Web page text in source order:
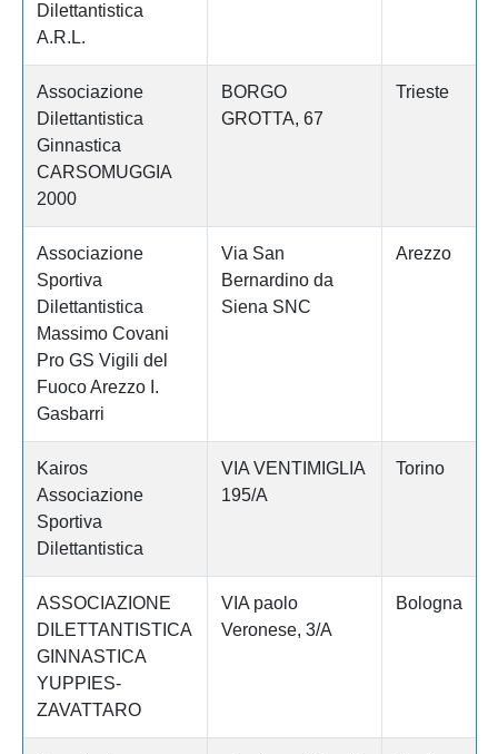
Dilettantistica
A.R.L.
Associazione
Dilettantistica
Ginnastica
CARSOMUGGIA
2000
BORGO
GROTTA, 67
Trieste
Associazione
Sportiva
Dilettantistica
Massimo Covani
Pro GS Vigili del
Fuoco Arezzo I.
Gasbarri
Via San
Bernardino da
Siena SNC
Arezzo
Kairos
Associazione
Sportiva
Dilettantistica
VIA VENTIMIGLIA
195/A
Torino
ASSOCIAZIONE
DILETTANTISTICA
GINNASTICA
YUPPIES-
ZAVATTARO
VIA paolo
Veronese, 3/A
Bologna